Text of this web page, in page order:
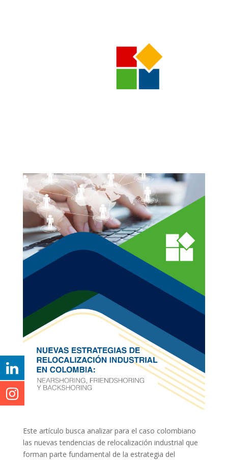
Este artículo busca analizar para el caso colombiano
las nuevas tendencias de relocalización industrial que
forman parte fundamental de la estrategia del